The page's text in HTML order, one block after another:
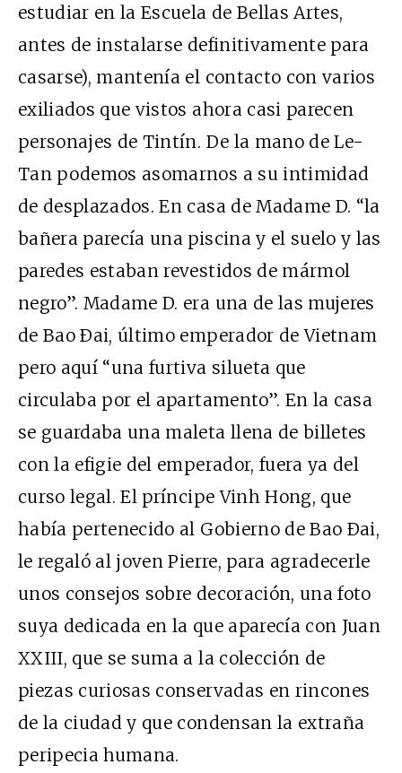
estudiar en la Escuela de Bellas Artes,
antes de instalarse definitivamente para
casarse), mantenía el contacto con varios
exiliados que vistos ahora casi parecen
personajes de Tintín. De la mano de Le-
Tan podemos asomarnos a su intimidad
de desplazados. En casa de Madame D. “la
bañera parecía una piscina y el suelo y las
paredes estaban revestidos de mármol
negro”. Madame D. era una de las mujeres
de Bao Ðai, último emperador de Vietnam
pero aquí “una furtiva silueta que
circulaba por el apartamento”. En la casa
se guardaba una maleta llena de billetes
con la efigie del emperador, fuera ya del
curso legal. El príncipe Vinh Hong, que
había pertenecido al Gobierno de Bao Ðai,
le regaló al joven Pierre, para agradecerle
unos consejos sobre decoración, una foto
suya dedicada en la que aparecía con Juan
XXIII, que se suma a la colección de
piezas curiosas conservadas en rincones
de la ciudad y que condensan la extraña
peripecia humana.